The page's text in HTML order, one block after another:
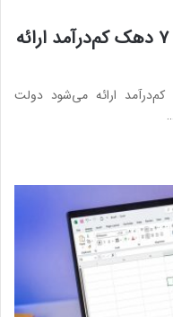
کالابرگ الکترونیک ۱۰ اسفند به ۷ دهک کم‌درآمد ارائه
۱۰ اسفند به ۷ دهک کم‌درآمد ارائه می‌شود دولت